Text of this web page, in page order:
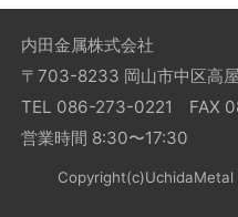
内田金属株式会社
〒703-8233 岡山市中区高
TEL 086-273-0221 FAX
営業時間 8:30〜17:30